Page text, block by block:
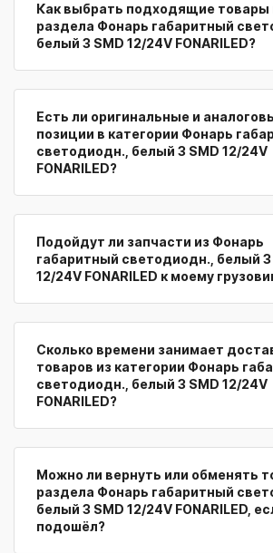
Как выбрать подходящие товары
раздела Фонарь габаритный
белый 3 SMD 12/24V FONARILED?
Есть ли оригинальные и
позиции в категории Фонарь
светодиодн., белый 3 SMD 12/24V
FONARILED?
Подойдут ли запчасти из Фонарь
габаритный светодиодн., белый 3
12/24V FONARILED к моему
Сколько времени занимает
товаров из категории Фонарь
светодиодн., белый 3 SMD 12/24V
FONARILED?
Можно ли вернуть или обменять
раздела Фонарь габаритный
белый 3 SMD 12/24V FONARILED,
подошёл?